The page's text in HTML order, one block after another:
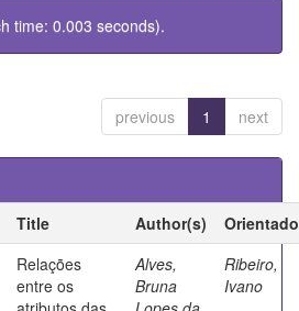
time: 0.003 seconds).
previous 1 next
Title Author(s)
Relações
entre os
Alves,
Bruna
Ribeiro,
Ivano